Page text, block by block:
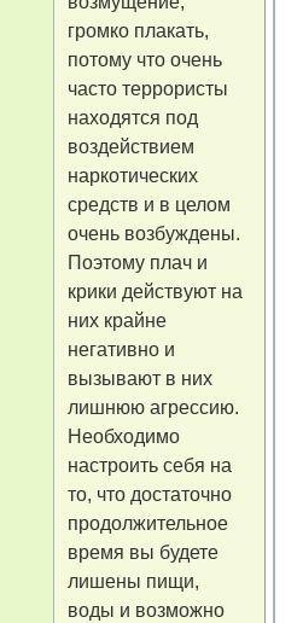
громко плакать,
потому что очень
часто террористы
находятся под
воздействием
наркотических
средств и в целом
очень возбуждены.
Поэтому плач и
крики действуют на
них крайне
негативно и
вызывают в них
лишнюю агрессию.
Необходимо
настроить себя на
то, что достаточно
продолжительное
время вы будете
лишены пищи,
воды и возможно